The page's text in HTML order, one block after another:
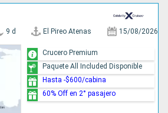
9 d El Pireo Atenas 15/08/2026
Crucero Premium
Paquete All Included Disponible
Hasta -$600/cabina
60% Off en 2° pasajero